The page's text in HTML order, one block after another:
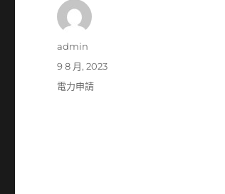
作
admin
發
佈
9 8 月, 2023
分
電力申請